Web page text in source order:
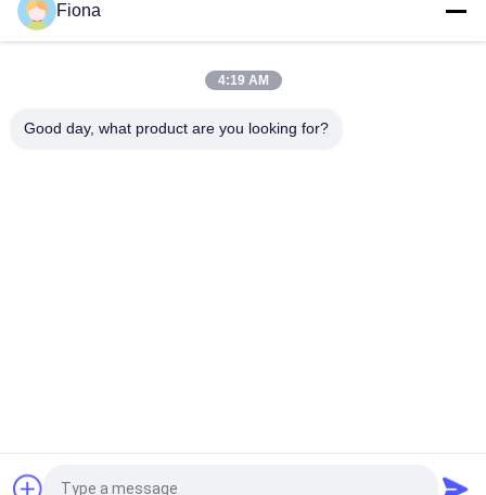
"Solid SUS304 Conveyor Belt Check Weighing System
Machine"
"Hoge nauwkeurigheid en stabiliteit controle weegschaal met
Fiona
4:19 AM
Good day, what product are you looking for?